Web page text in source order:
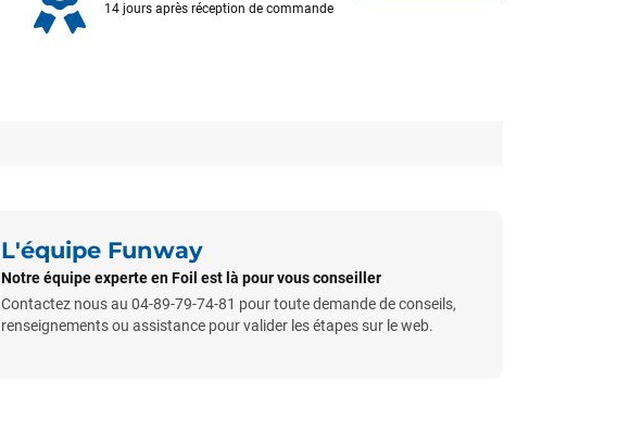
14 jours après réception de commande
L'équipe Funway
Notre équipe experte en Foil est là pour vous conseiller
Contactez nous au 04-89-79-74-81 pour toute demande de conseils,
renseignements ou assistance pour valider les étapes sur le web.